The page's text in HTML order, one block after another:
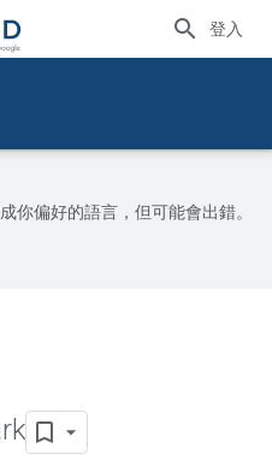
登入
你偏好的語言，但可能會出錯。